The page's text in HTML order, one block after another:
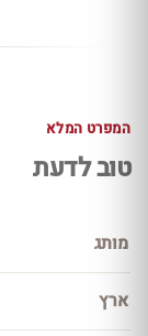
המפרט המלא
טוב לדעת
מותג
ארץ